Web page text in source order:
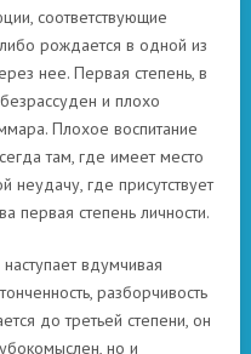
соответствующие
рождается в одной из
нее. Первая степень, в
и плохо
Плохое воспитание
там, где имеет место
неудачу, где присутствует
первая степень личности.
вдумчивая
разборчивость
до третьей степени, он
но и